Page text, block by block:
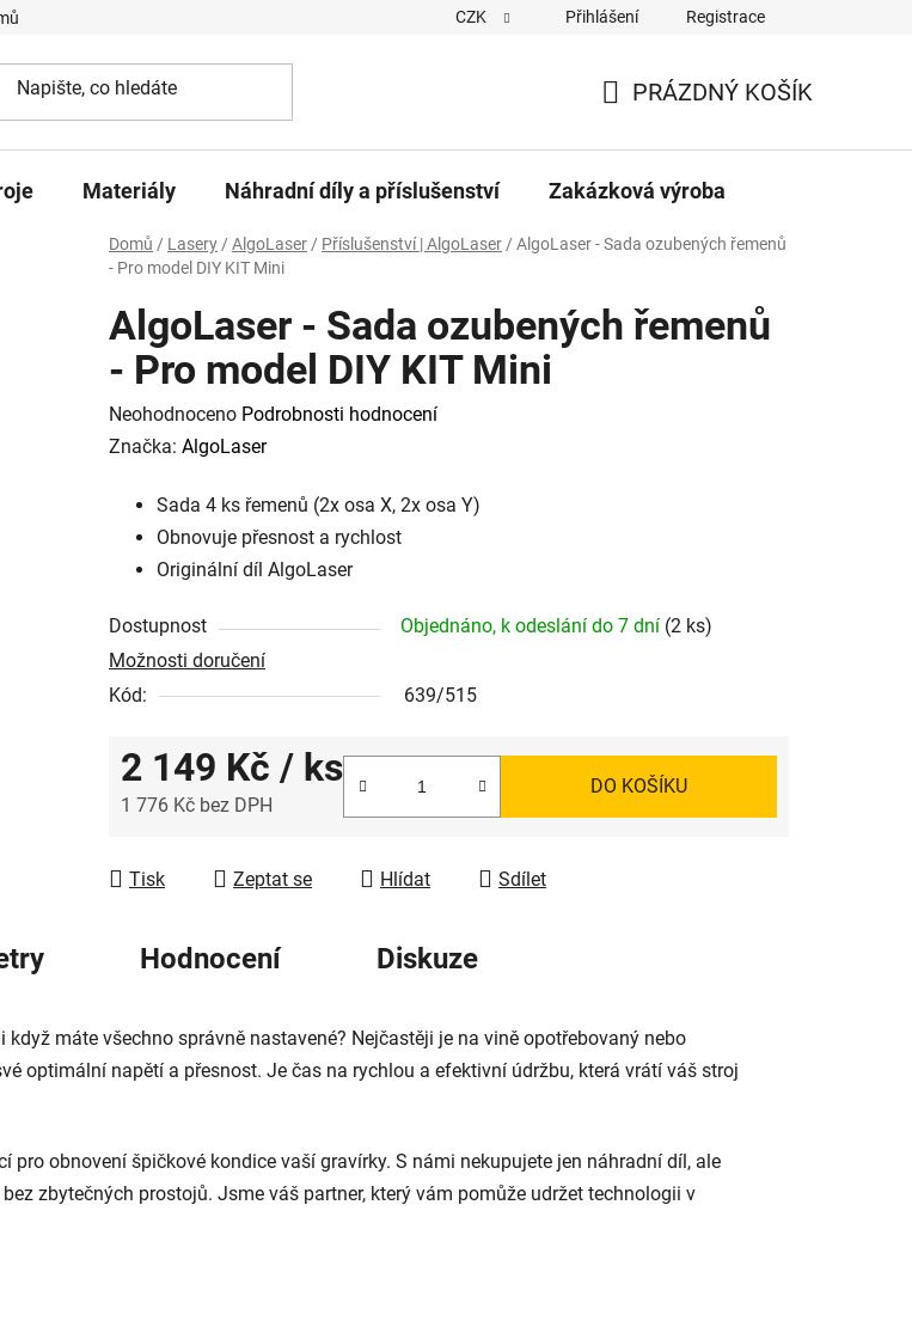
CZK Přihlášení Registrace
KOŠÍK
PRÁZDNÝ KOŠÍK
Materiály Náhradní díly a příslušenství Zakázková výroba
Domů / Lasery / AlgoLaser / Příslušenství | AlgoLaser / AlgoLaser - Sada ozubených řemenů
- Pro model DIY KIT Mini
AlgoLaser - Sada ozubených řemenů
- Pro model DIY KIT Mini
Průměrné
hodnocení
hvězdiček.
Neohodnoceno Podrobnosti hodnocení
Značka: AlgoLaser
Sada 4 ks řemenů (2x osa X, 2x osa Y)
Obnovuje přesnost a rychlost
Originální díl AlgoLaser
Dostupnost Objednáno, k odeslání do 7 dní (2 ks)
Možnosti doručení
Kód:
639/515
2 149 Kč / ks
1 776 Kč bez DPH
DO KOŠÍKU
Tisk Zeptat se Hlídat Sdílet
Hodnocení Diskuze
máte všechno správně nastavené? Nejčastěji je na vině opotřebovaný nebo
optimální napětí a přesnost. Je čas na rychlou a efektivní údržbu, která vrátí váš stroj
pro obnovení špičkové kondice vaší gravírky. S námi nekupujete jen náhradní díl, ale
zbytečných prostojů. Jsme váš partner, který vám pomůže udržet technologii v